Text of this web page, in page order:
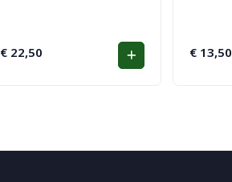
€22,50 € 13,50